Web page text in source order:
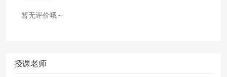
暂无评价哦～
授课老师